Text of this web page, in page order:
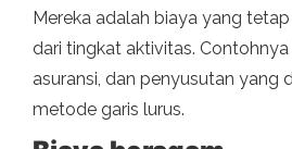
Mereka adalah biaya yang
dari tingkat aktivitas. Contohnya
asuransi, dan penyusutan yang
metode garis lurus.